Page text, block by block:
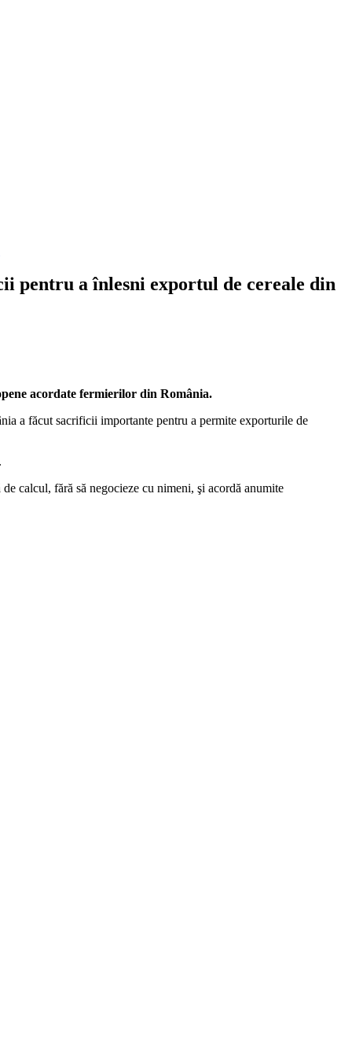
pentru a înlesni exportul de cereale din
acordate fermierilor din România.
a făcut sacrificii importante pentru a permite exporturile de
calcul, fără să negocieze cu nimeni, şi acordă anumite